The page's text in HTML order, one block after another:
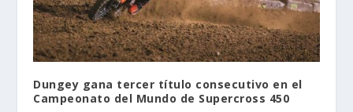
Dungey gana tercer título consecutivo en el
Campeonato del Mundo de Supercross 450